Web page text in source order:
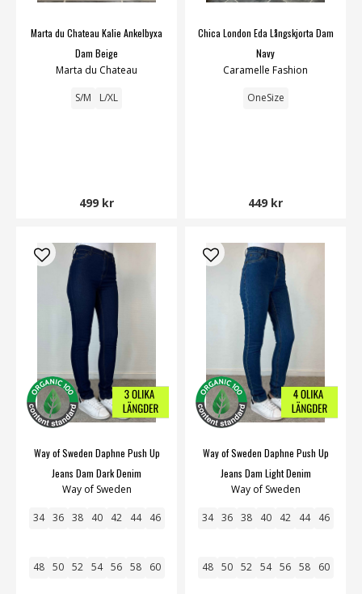
Marta du Chateau Kalie Ankelbyxa
Dam Beige
Marta du Chateau
S/M L/XL
499 kr
Chica London Eda Långskjorta Dam
Navy
Caramelle Fashion
OneSize
449 kr
Way of Sweden Daphne Push Up
Jeans Dam Dark Denim
Way of Sweden
34 36 38 40 42 44 46
48 50 52 54 56 58 60
Way of Sweden Daphne Push Up
Jeans Dam Light Denim
Way of Sweden
34 36 38 40 42 44 46
48 50 52 54 56 58 60